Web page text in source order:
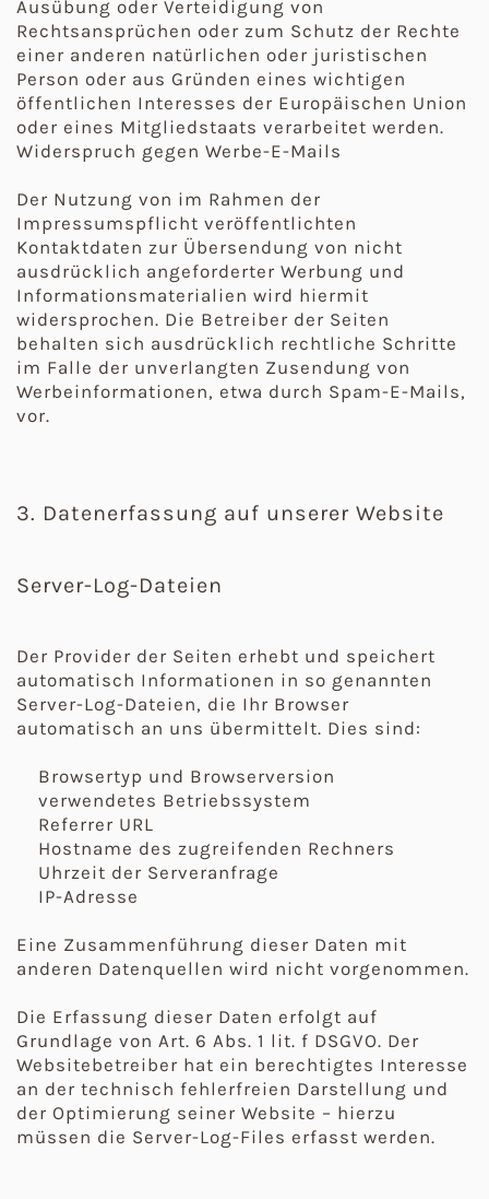
Ausübung oder Verteidigung von
Rechtsansprüchen oder zum Schutz der Rechte
einer anderen natürlichen oder juristischen
Person oder aus Gründen eines wichtigen
öffentlichen Interesses der Europäischen Union
oder eines Mitgliedstaats verarbeitet werden.
Widerspruch gegen Werbe-E-Mails
Der Nutzung von im Rahmen der
Impressumspflicht veröffentlichten
Kontaktdaten zur Übersendung von nicht
ausdrücklich angeforderter Werbung und
Informationsmaterialien wird hiermit
widersprochen. Die Betreiber der Seiten
behalten sich ausdrücklich rechtliche Schritte
im Falle der unverlangten Zusendung von
Werbeinformationen, etwa durch Spam-E-Mails,
vor.
3. Datenerfassung auf unserer Website
Server-Log-Dateien
Der Provider der Seiten erhebt und speichert
automatisch Informationen in so genannten
Server-Log-Dateien, die Ihr Browser
automatisch an uns übermittelt. Dies sind:
Browsertyp und Browserversion
verwendetes Betriebssystem
Referrer URL
Hostname des zugreifenden Rechners
Uhrzeit der Serveranfrage
IP-Adresse
Eine Zusammenführung dieser Daten mit
anderen Datenquellen wird nicht vorgenommen.
Die Erfassung dieser Daten erfolgt auf
Grundlage von Art. 6 Abs. 1 lit. f DSGVO. Der
Websitebetreiber hat ein berechtigtes Interesse
an der technisch fehlerfreien Darstellung und
der Optimierung seiner Website – hierzu
müssen die Server-Log-Files erfasst werden.